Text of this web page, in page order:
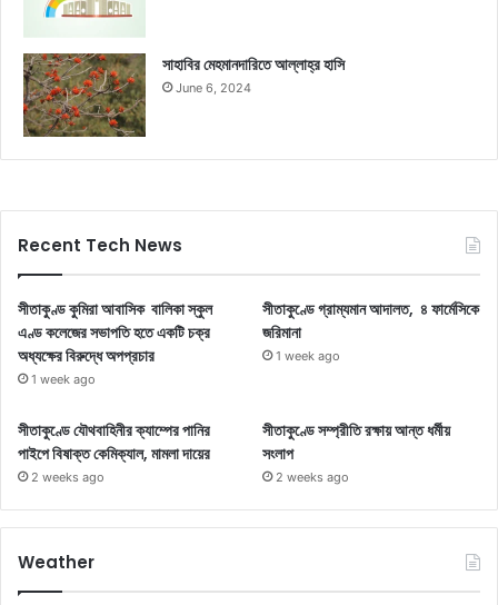
সাহাবির মেহমানদারিতে আল্লাহ্‌র হাসি
June 6, 2024
Recent Tech News
সীতাকুণ্ড কুমিরা আবাসিক বালিকা স্কুল
এণ্ড কলেজের সভাপতি হতে একটি চক্র
অধ্যক্ষের বিরুদ্ধে অপপ্রচার
1 week ago
সীতাকুণ্ডে গ্রাম্যমান আদালত, ৪ ফার্মেসিকে
জরিমানা
1 week ago
সীতাকুণ্ডে যৌথবাহিনীর ক্যাম্পের পানির
পাইপে বিষাক্ত কেমিক্যাল, মামলা দায়ের
2 weeks ago
সীতাকুণ্ডে সম্প্রীতি রক্ষায় আন্ত ধর্মীয়
সংলাপ
2 weeks ago
Weather